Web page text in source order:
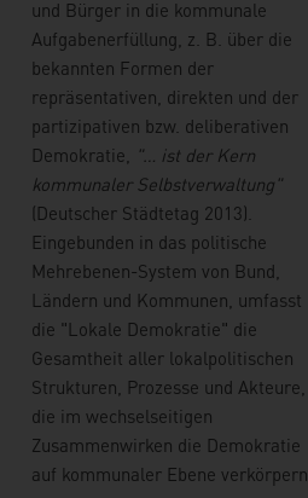
und Bürger in die kommunale
Aufgabenerfüllung, z. B. über die
bekannten Formen der
repräsentativen, direkten und der
partizipativen bzw. deliberativen
Demokratie,
"… ist der Kern
kommunaler Selbstverwaltung"
(Deutscher Städtetag 2013).
Eingebunden in das politische
Mehrebenen-System von Bund,
Ländern und Kommunen, umfasst
die "Lokale Demokratie" die
Gesamtheit aller lokalpolitischen
Strukturen, Prozesse und Akteure,
die im wechselseitigen
Zusammenwirken die Demokratie
auf kommunaler Ebene verkörpern.